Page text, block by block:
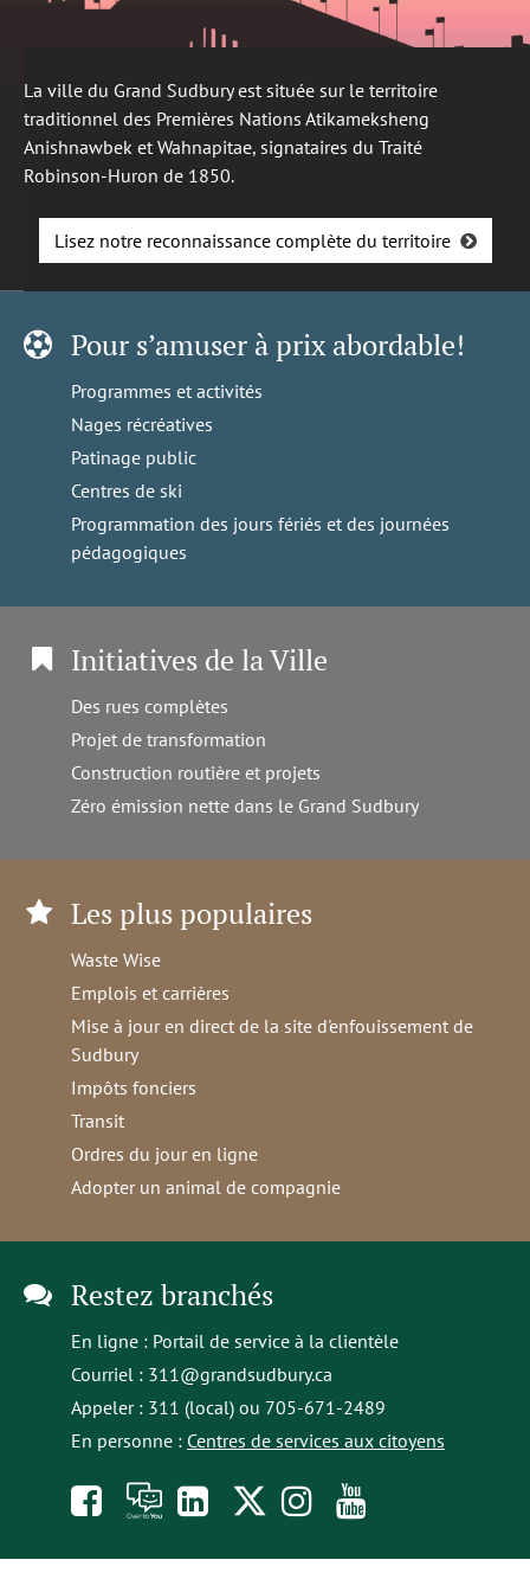
La ville du Grand Sudbury est située sur le territoire
traditionnel des Premières Nations Atikameksheng
Anishnawbek et Wahnapitae, signataires du Traité
Robinson-Huron de 1850.
Lisez notre reconnaissance complète du territoire
Pour s’amuser à prix abordable!
Programmes et activités
Nages récréatives
Patinage public
Centres de ski
Programmation des jours fériés et des journées
pédagogiques
Initiatives de la Ville
Des rues complètes
Projet de transformation
Construction routière et projets
Zéro émission nette dans le Grand Sudbury
Les plus populaires
Waste Wise
Emplois et carrières
Mise à jour en direct de la site d'enfouissement de
Sudbury
Impôts fonciers
Transit
Ordres du jour en ligne
Adopter un animal de compagnie
Restez branchés
En ligne : Portail de service à la clientèle
Courriel : 311@grandsudbury.ca
Appeler : 311 (local) ou 705-671-2489
En personne : Centres de services aux citoyens
Like
us
À
toi
opens
in
Follow
us
Follow
us to